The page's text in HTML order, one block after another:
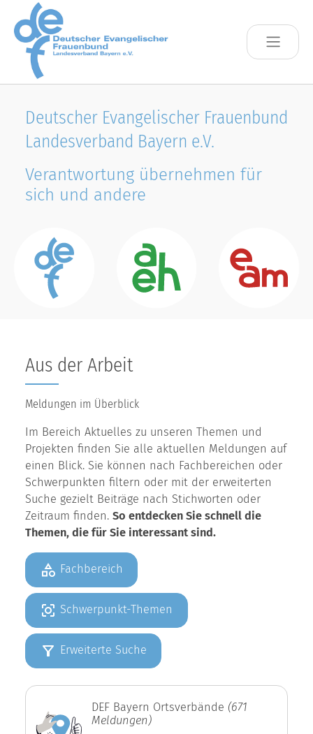
Skip to main content
Deutscher Evangelischer Frauenbund
Landesverband Bayern e.V.
Verantwortung übernehmen für
sich und andere
Aus der Arbeit
Meldungen im Überblick
Im Bereich Aktuelles zu unseren Themen und
Projekten finden Sie alle aktuellen Meldungen auf
einen Blick. Sie können nach Fachbereichen oder
Schwerpunkten filtern oder mit der erweiterten
Suche gezielt Beiträge nach Stichworten oder
Zeitraum finden. So entdecken Sie schnell die
Themen, die für Sie interessant sind.
Fachbereich
Schwerpunkt-Themen
Erweiterte Suche
DEF Bayern Ortsverbände (671
Meldungen)